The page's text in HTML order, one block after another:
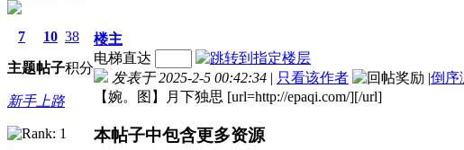
7
主题
10
帖子
38
积分
新手上路
楼主
电梯直达
发表于 2025-2-5 00:42:34 | 只看该作者 |倒序
【婉。图】月下独思 [url=http://epaqi.com/][/url]
本帖子中包含更多资源